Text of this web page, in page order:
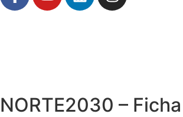
NORTE2030 –